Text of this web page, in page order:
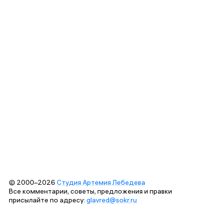
© 2000–2026 Студия Артемия Лебедева
Все комментарии, советы, предложения и правки
присылайте по адресу: glavred@sokr.ru